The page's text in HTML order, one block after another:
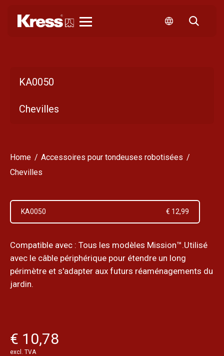
KA0050
Chevilles
Home
Accessoires pour tondeuses robotisées
Chevilles
KA0050 € 12,99
Compatible avec : Tous les modèles Mission™.Utilisé
avec le câble périphérique pour étendre un long
périmètre et s'adapter aux futurs réaménagements du
jardin.
€ 10,78
excl. TVA